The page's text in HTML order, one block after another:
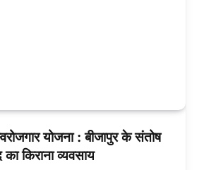
योजना : बीजापुर के संतोष
किराना व्यवसाय